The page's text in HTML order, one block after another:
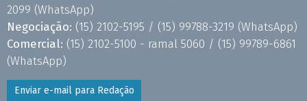
2099 (WhatsApp)
Negociação: (15) 2102-5195 / (15) 99788-3219 (WhatsApp)
Comercial: (15) 2102-5100 - ramal 5060 / (15) 99789-6861
(WhatsApp)
Enviar e-mail para Redação